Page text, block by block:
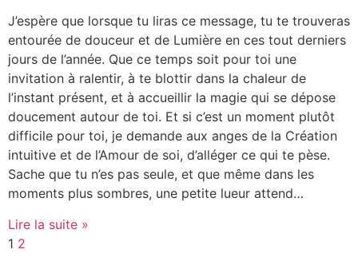
J’espère que lorsque tu liras ce message, tu te trouveras
entourée de douceur et de Lumière en ces tout derniers
jours de l’année. Que ce temps soit pour toi une
invitation à ralentir, à te blottir dans la chaleur de
l’instant présent, et à accueillir la magie qui se dépose
doucement autour de toi. Et si c’est un moment plutôt
difficile pour toi, je demande aux anges de la Création
intuitive et de l’Amour de soi, d’alléger ce qui te pèse.
Sache que tu n’es pas seule, et que même dans les
moments plus sombres, une petite lueur attend…
Lire la suite »
1 2